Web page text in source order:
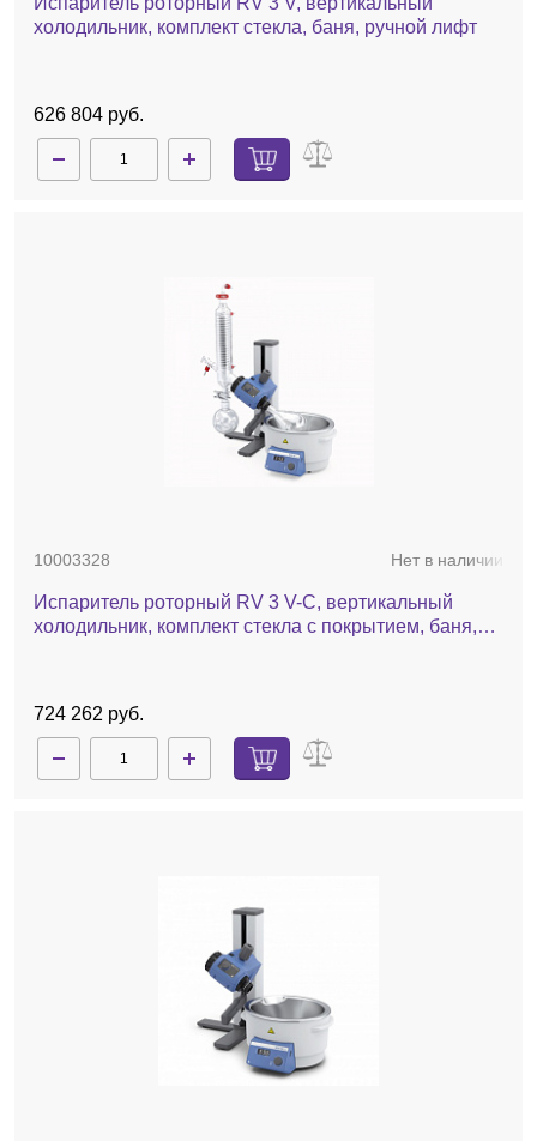
холодильник, комплект стекла, баня, ручной лифт
626 804 руб.
10003328 Нет в наличии
Испаритель роторный RV 3 V-C, вертикальный
холодильник, комплект стекла c покрытием, баня,
724 262 руб.